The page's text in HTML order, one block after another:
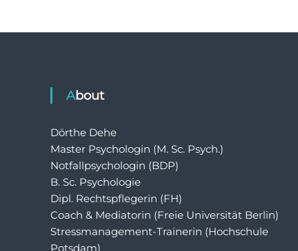
About
Dörthe Dehe
Master Psychologin (M. Sc. Psych.)
Notfallpsychologin (BDP)
B. Sc. Psychologie
Dipl. Rechtspflegerin (FH)
Coach & Mediatorin (Freie Universität Berlin)
Stressmanagement-Trainerin (Hochschule
Potsdam)